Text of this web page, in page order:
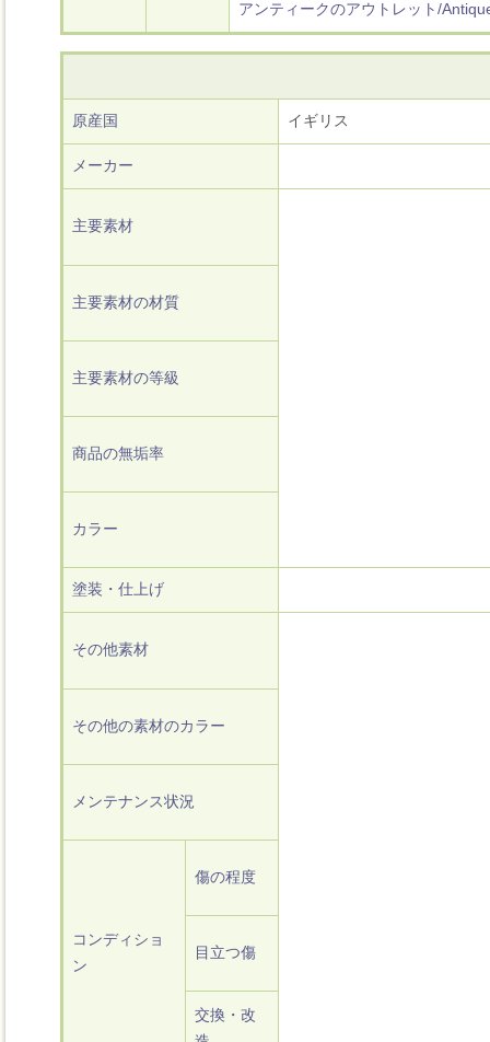
アンティークのアウトレット/
原産国 イギリス
メーカー
主要素材
主要素材の材質
主要素材の等級
商品の無垢率
カラー
塗装・仕上げ
その他素材
その他の素材のカラー
メンテナンス状況
コンディショ
ン
傷の程度
目立つ傷
交換・改